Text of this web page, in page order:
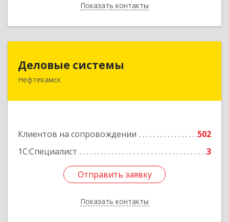
Показать контакты
Назад
Деловые системы
Нефтекамск
Клиентов на сопровождении
502
1С:Специалист
3
Отправить заявку
Показать контакты
452689, Башкортостан Респ, Нефтекамск г,
Отправить заявку
Назад